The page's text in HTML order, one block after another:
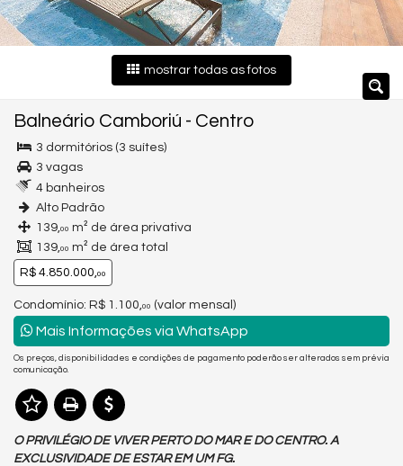
mostrar todas as fotos
Balneário Camboriú - Centro
3 dormitórios (3 suítes)
3 vagas
4 banheiros
Alto Padrão
139,00 m² de área privativa
139,00 m² de área total
R$ 4.850.000,00
Condomínio: R$ 1.100, 00 (valor mensal)
Mais Informações via WhatsApp
Os preços, disponibilidades e condições de pagamento poderão ser alterados sem prévia
comunicação.
O PRIVILÉGIO DE VIVER PERTO DO MAR E DO CENTRO. A
EXCLUSIVIDADE DE ESTAR EM UM FG.